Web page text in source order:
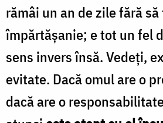
rămâi un an de zile fără
împărtăşanie; e tot un fel
sens invers însă. Vedeţi,
evitate. Dacă omul are o
dacă are o